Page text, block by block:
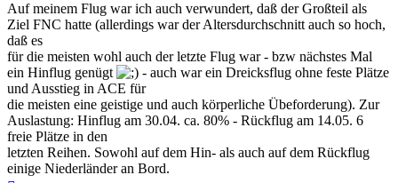
Auf meinem Flug war ich auch verwundert, daß der Großteil als
Ziel FNC hatte (allerdings war der Altersdurchschnitt auch so hoch,
daß es
für die meisten wohl auch der letzte Flug war - bzw nächstes Mal
ein Hinflug genügt
- auch war ein Dreicksflug ohne feste Plätze
und Ausstieg in ACE für
die meisten eine geistige und auch körperliche Übeforderung). Zur
Auslastung: Hinflug am 30.04. ca. 80% - Rückflug am 14.05. 6
freie Plätze in den
letzten Reihen. Sowohl auf dem Hin- als auch auf dem Rückflug
einige Niederländer an Bord.